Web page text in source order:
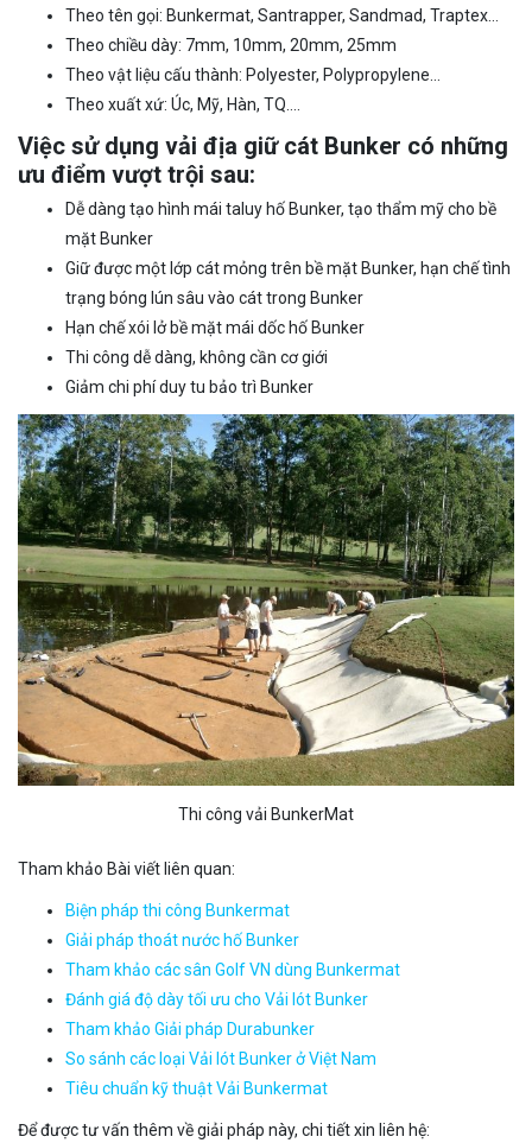
Theo tên gọi: Bunkermat, Santrapper, Sandmad, Traptex…
Theo chiều dày: 7mm, 10mm, 20mm, 25mm
Theo vật liệu cấu thành: Polyester, Polypropylene…
Theo xuất xứ: Úc, Mỹ, Hàn, TQ….
Việc sử dụng vải địa giữ cát Bunker có những
ưu điểm vượt trội sau:
Dễ dàng tạo hình mái taluy hố Bunker, tạo thẩm mỹ cho bề
mặt Bunker
Giữ được một lớp cát mỏng trên bề mặt Bunker, hạn chế tình
trạng bóng lún sâu vào cát trong Bunker
Hạn chế xói lở bề mặt mái dốc hố Bunker
Thi công dễ dàng, không cần cơ giới
Giảm chi phí duy tu bảo trì Bunker
Thi công vải BunkerMat
Tham khảo Bài viết liên quan:
Biện pháp thi công Bunkermat
Giải pháp thoát nước hố Bunker
Tham khảo các sân Golf VN dùng Bunkermat
Đánh giá độ dày tối ưu cho Vải lót Bunker
Tham khảo Giải pháp Durabunker
So sánh các loại Vải lót Bunker ở Việt Nam
Tiêu chuẩn kỹ thuật Vải Bunkermat
Để được tư vấn thêm về giải pháp này, chi tiết xin liên hệ: